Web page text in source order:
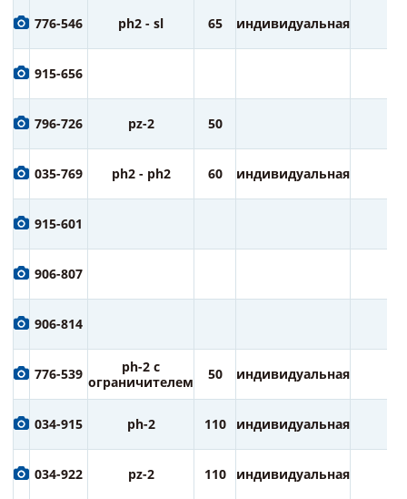
776-546 ph2 - sl 65 индивидуальная
915-656
796-726 pz-2 50
035-769 ph2 - ph2 60 индивидуальная
915-601
906-807
906-814
776-539
ph-2 с
ограничителем
50 индивидуальная
034-915 ph-2 110 индивидуальная
034-922 pz-2 110 индивидуальная